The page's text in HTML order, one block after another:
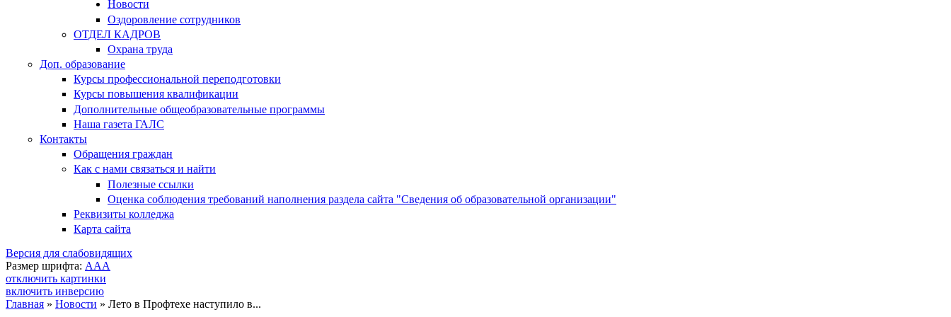
Новости
Оздоровление сотрудников
ОТДЕЛ КАДРОВ
Охрана труда
Доп. образование
Курсы профессиональной переподготовки
Курсы повышения квалификации
Дополнительные общеобразовательные программы
Наша газета ГАЛС
Контакты
Обращения граждан
Как с нами связаться и найти
Полезные ссылки
Оценка соблюдения требований наполнения раздела сайта "Сведения об образовательной организации"
Реквизиты колледжа
Карта сайта
Версия для слабовидящих
Размер шрифта: AAA
отключить картинки
включить инверсию
Главная » Новости » Лето в Профтехе наступило в...